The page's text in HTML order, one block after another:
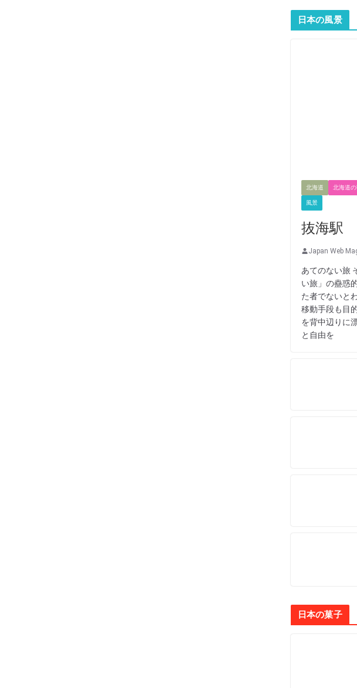
日本の風景
北海道 北海道
風景
抜海駅
Japan Web
あてのない旅
い旅」の蠱惑
た者でないと
移動手段も目
を背中辺りに
と自由を
日本の菓子